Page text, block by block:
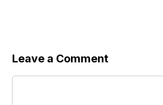
Leave a Comment